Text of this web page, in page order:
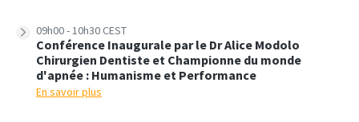
09h00 - 10h30 CEST
Conférence Inaugurale par le Dr Alice Modolo
Chirurgien Dentiste et Championne du monde
d'apnée : Humanisme et Performance
En savoir plus